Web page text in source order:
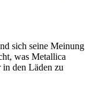
sich seine Meinung
was Metallica
den Läden zu